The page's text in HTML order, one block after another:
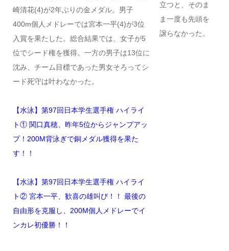
崎清花(4)が2年ぶりの金メダル。男子
400m個人メドレーでは宮本一平(4)が3位
入賞を果たした。総合結果では、女子が5
位でシード権を獲得。一方の男子は13位に
沈み、チーム目標であった男女そろってシ
ード死守は叶わなかった。
【水泳】第97回日本学生選手権 ハイライ
ト① 関口真穂、昨年5位からジャンプアッ
プ！200M背泳ぎで銅メダル獲得を果た
す！！
【水泳】第97回日本学生選手権 ハイライ
ト② 宮本一平、歓喜の雄叫び！！ 最後の
自由形を克服し、200M個人メドレーでイ
ンカレ初優勝！！
立つと、そのま
ま一度も先頭を
譲らなかった。